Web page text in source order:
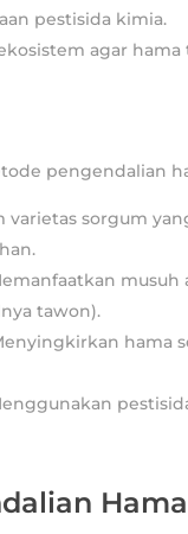
pestisida kimia.
agar
pengendalian
varietas sorgum
tawon).
hama